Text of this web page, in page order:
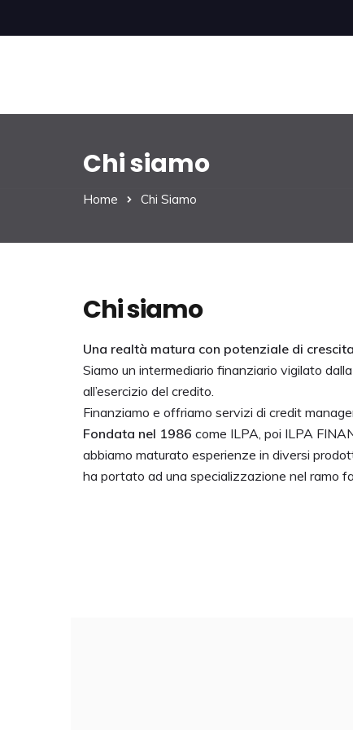
Chi siamo
Home Chi Siamo
Chi siamo
Una realtà matura con potenziale di crescita
Siamo un intermediario finanziario vigilato
all’esercizio del credito.
Finanziamo e offriamo servizi di credit
Fondata nel 1986 come ILPA, poi ILPA
abbiamo maturato esperienze in diversi
ha portato ad una specializzazione nel ramo